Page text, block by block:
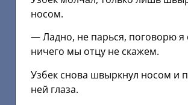
носом.
— Ладно, не парься, поговорю я
ничего мы отцу не скажем.
Узбек снова швыркнул носом и
ней глаза.